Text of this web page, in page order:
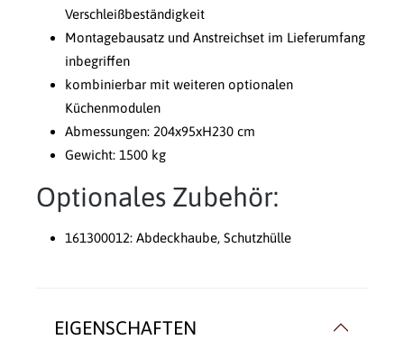
Verschleißbeständigkeit
Montagebausatz und Anstreichset im Lieferumfang
inbegriffen
kombinierbar mit weiteren optionalen
Küchenmodulen
Abmessungen: 204x95xH230 cm
Gewicht: 1500 kg
Optionales Zubehör:
161300012: Abdeckhaube, Schutzhülle
EIGENSCHAFTEN